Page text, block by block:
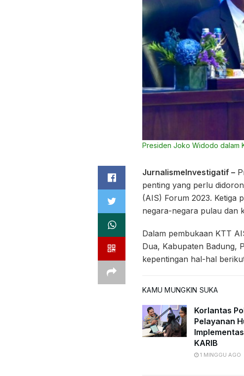
Presiden Joko Widodo dalam
JurnalismeInvestigatif –
penting yang perlu
(AIS) Forum 2023. Ketiga
negara-negara pulau dan
Dalam pembukaan KTT
Dua, Kabupaten Badung,
kepentingan hal-hal
KAMU MUNGKIN SUKA
Korlantas
Pelayanan
KARIB
1 MINGGU AGO